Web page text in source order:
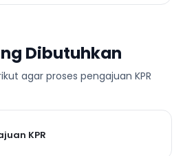
Dibutuhkan
agar proses pengajuan KPR
KPR